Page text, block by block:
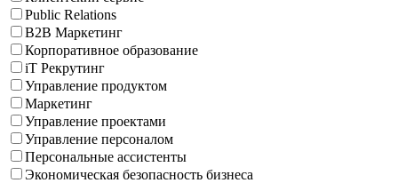
Public Relations
B2B Маркетинг
Корпоративное образование
iT Рекрутинг
Управление продуктом
Маркетинг
Управление проектами
Управление персоналом
Персональные ассистенты
Экономическая безопасность бизнеса